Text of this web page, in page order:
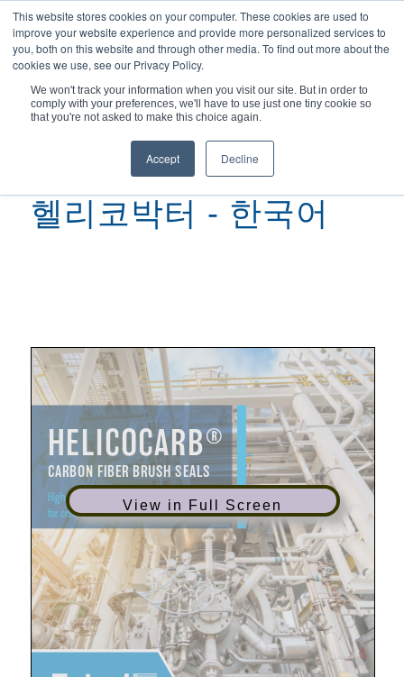
This website stores cookies on your computer. These cookies are used to
improve your website experience and provide more personalized services to
you, both on this website and through other media. To find out more about the
cookies we use, see our Privacy Policy.
We won't track your information when you visit our site. But in order to
comply with your preferences, we'll have to use just one tiny cookie so
that you're not asked to make this choice again.
Accept Decline
현재 위치: 홈 / 헬리코박터 - 한국어
헬리코박터 - 한국어
View in Full Screen